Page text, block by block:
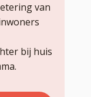
van
bij huis